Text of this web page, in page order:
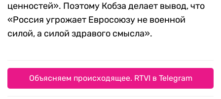
ценностей». Поэтому Кобза делает вывод, что
«Россия угрожает Евросоюзу не военной
силой, а силой здравого смысла».
Объясняем происходящее. RTVI в Telegram